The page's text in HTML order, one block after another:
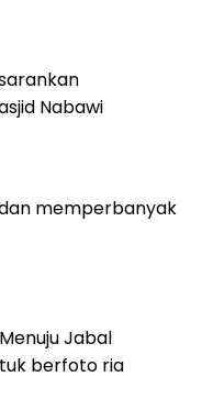
Nabawi
memperbanyak
Jabal
berfoto ria